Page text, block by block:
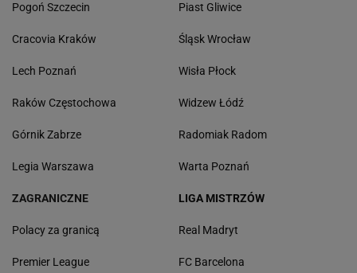
Pogoń Szczecin
Cracovia Kraków
Lech Poznań
Raków Częstochowa
Górnik Zabrze
Legia Warszawa
Piast Gliwice
Śląsk Wrocław
Wisła Płock
Widzew Łódź
Radomiak Radom
Warta Poznań
ZAGRANICZNE
Polacy za granicą
Premier League
LIGA MISTRZÓW
Real Madryt
FC Barcelona